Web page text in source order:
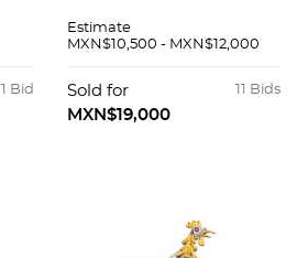
1 Bid
seguro ocho. Largo:
29.1 g.
Estimate
MXN$10,500 - MXN$12,000
11 Bids
Sold for
MXN$19,000